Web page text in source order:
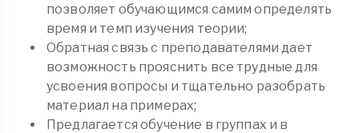
позволяет обучающимся самим определять
время и темп изучения теории;
Обратная связь с преподавателями дает
возможность прояснить все трудные для
усвоения вопросы и тщательно разобрать
материал на примерах;
Предлагается обучение в группах и в